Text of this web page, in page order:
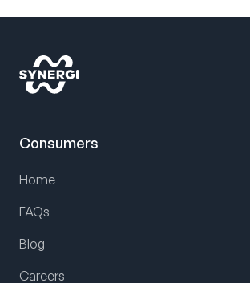
Consumers
Home
FAQs
Blog
Careers